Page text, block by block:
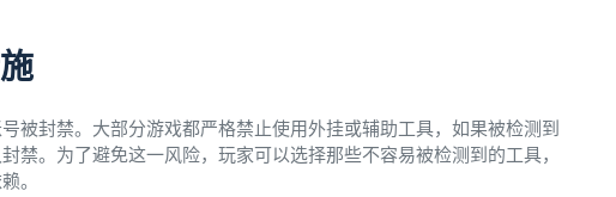
被封禁。大部分游戏都严格禁止使用外挂或辅助工具，如果被检测到
禁。为了避免这一风险，玩家可以选择那些不容易被检测到的工具，
。